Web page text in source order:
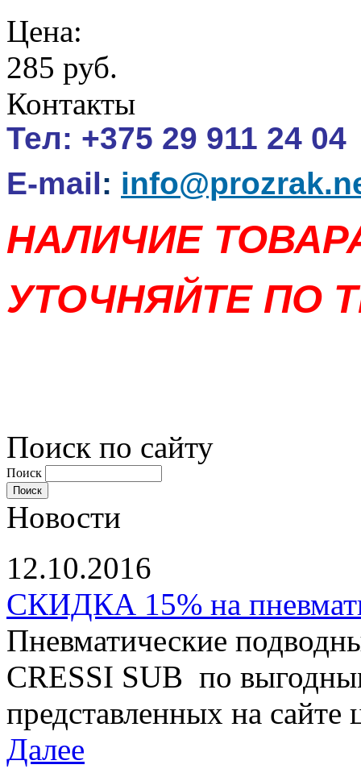
Цена:
285 руб.
Контакты
Тел: +375 29 911 24 04
E-mail:
НАЛИЧИЕ
УТОЧНЯЙТЕ ПО
Поиск по сайту
Поиск
Новости
12.10.2016
СКИДКА 15% на
Пневматические
CRESSI SUB по
представленных на
Далее